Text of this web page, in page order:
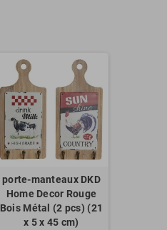
porte-manteaux DKD
Home Decor Rouge
Bois Métal (2 pcs) (21
x 5 x 45 cm)